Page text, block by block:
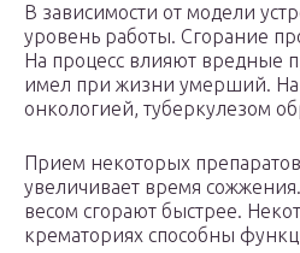
В зависимости от модели
уровень работы. Сгорание
На процесс влияют вредные
имел при жизни умерший.
онкологией, туберкулезом
Прием некоторых
увеличивает время
весом сгорают быстрее.
крематориях способны